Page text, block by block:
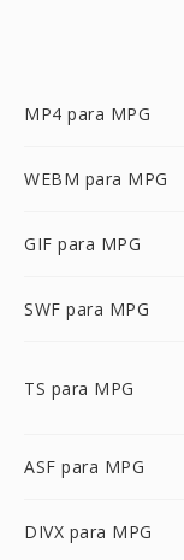
MP4 para MPG
WEBM para MPG
GIF para MPG
SWF para MPG
TS para MPG
ASF para MPG
DIVX para MPG